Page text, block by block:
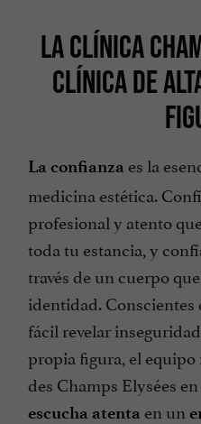
LA CLÍNICA
CLÍNICA DE
La confianza es la
medicina estética.
profesional y atento
toda tu estancia, y
través de un cuerpo
identidad. Conscientes
fácil revelar
propia figura, el
des Champs Elysées
escucha atenta en un